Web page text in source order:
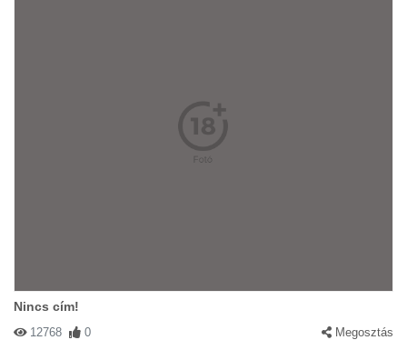
Nincs cím!
12768 0 Megosztás